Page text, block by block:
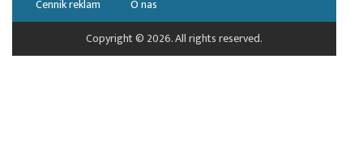
Cennik reklam O nas
Copyright © 2026. All rights reserved.